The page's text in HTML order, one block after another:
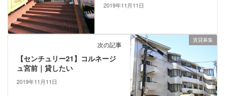
2019年11月11日
賃貸募集
次の記事
【センチュリー21】コルネージ
ュ宮前｜貸したい
2019年11月11日